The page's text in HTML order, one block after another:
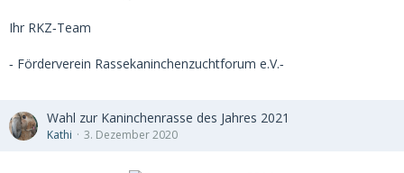
Ihr RKZ‐Team
‐ Förderverein Rassekaninchenzuchtforum e.V.‐
Wahl zur Kaninchenrasse des Jahres 2021
Kathi 3. Dezember 2020